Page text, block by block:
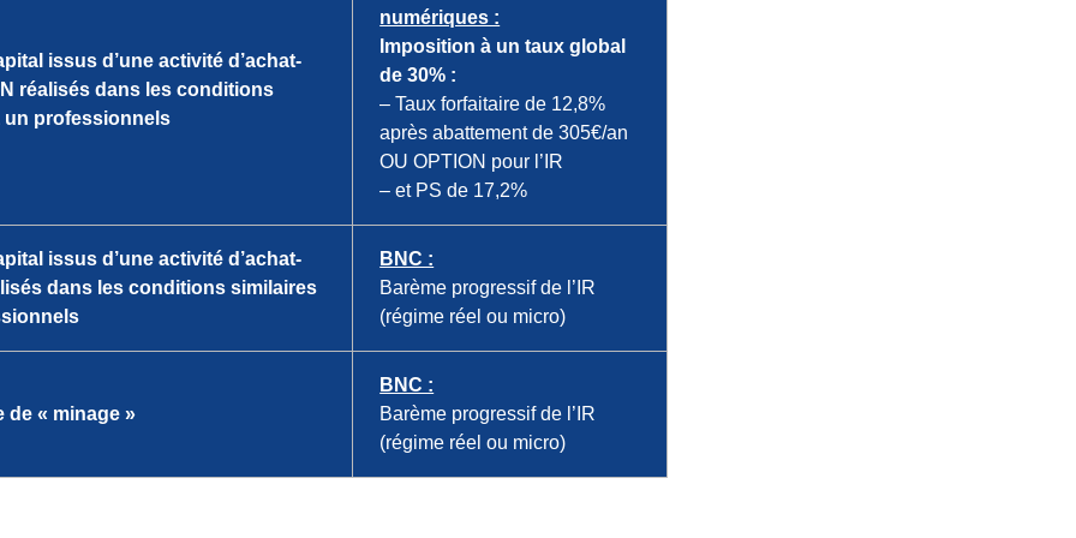
issus d’une activité d’achat-
réalisés dans les conditions
un professionnels
numériques :
Imposition à un taux global
de 30% :
– Taux forfaitaire de 12,8%
après abattement de 305€/an
OU OPTION pour l’IR
– et PS de 17,2%
issus d’une activité d’achat-
dans les conditions similaires
BNC :
Barème progressif de l’IR
(régime réel ou micro)
de « minage »
BNC :
Barème progressif de l’IR
(régime réel ou micro)